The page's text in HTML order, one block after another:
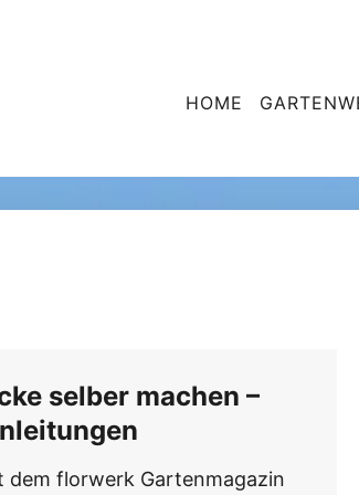
HOME
Gartenmöbel
selber machen –
florwerk Gartenmagazin